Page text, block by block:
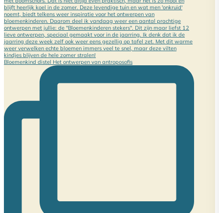
Bloemenkind distel Het ontwerpen van antroposofis